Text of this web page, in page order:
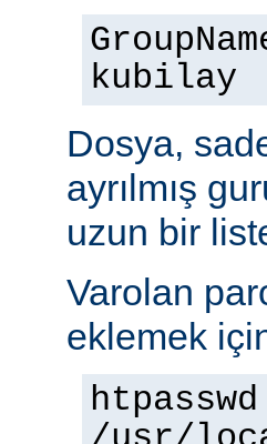
kubilay
Dosya,
ayrılmış
uzun bir
Varolan
eklemek
htpasswd